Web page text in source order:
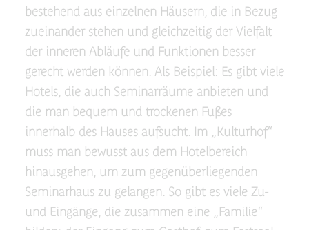
bestehend aus einzelnen Häusern, die in Bezug
zueinander stehen und gleichzeitig der Vielfalt
der inneren Abläufe und Funktionen besser
gerecht werden können. Als Beispiel: Es gibt viele
Hotels, die auch Seminarräume anbieten und
die man bequem und trockenen Fußes
innerhalb des Hauses aufsucht. Im „Kulturhof“
muss man bewusst aus dem Hotelbereich
hinausgehen, um zum gegenüberliegenden
Seminarhaus zu gelangen. So gibt es viele Zu-
und Eingänge, die zusammen eine „Familie“